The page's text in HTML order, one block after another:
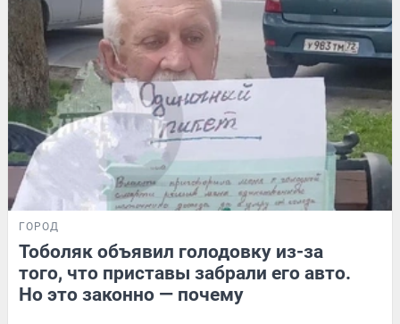
ГОРОД
Тоболяк объявил голодовку из-за
того, что приставы забрали его авто.
Но это законно — почему